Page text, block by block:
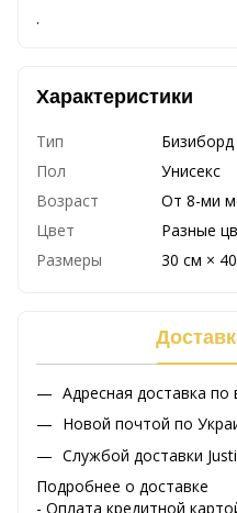
.
Характеристики
Тип
Бизиборд
Пол
Унисекс
Возраст
От 8-ми
Цвет
Разные
Размеры
30 см ×
Адресная доставка по
Новой почтой по
Службой доставки
Подробнее о доставке
- Оплата кредитной